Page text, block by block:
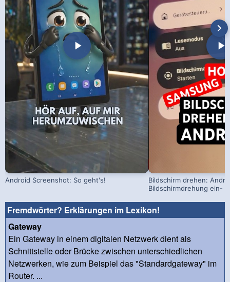
Android Screenshot: So geht's!
Bildschirm drehen:
Bildschirmdrehung ein-
Fremdwörter? Erklärungen im Lexikon!
Gateway
Ein Gateway in einem digitalen Netzwerk dient als
Schnittstelle oder Brücke zwischen unterschiedlichen
Netzwerken, wie zum Beispiel das "Standardgateway" im
Router. ...